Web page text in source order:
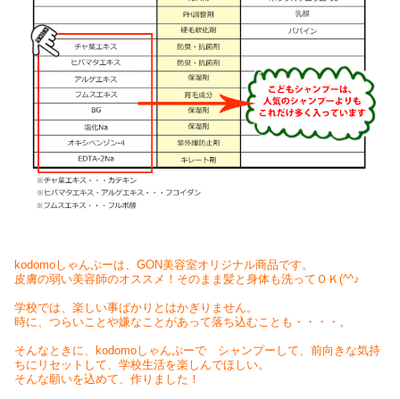
kodomoしゃんぷーは、GON美容室オリジナル商品です。
皮膚の弱い美容師のオススメ！そのまま髪と身体も洗ってＯＫ(^^♪
学校では、楽しい事ばかりとはかぎりません。
時に、つらいことや嫌なことがあって落ち込むことも・・・・。
そんなときに、kodomoしゃんぷーで シャンプーして、前向きな気持
ちにリセットして、学校生活を楽しんでほしい。
そんな願いを込めて、作りました！